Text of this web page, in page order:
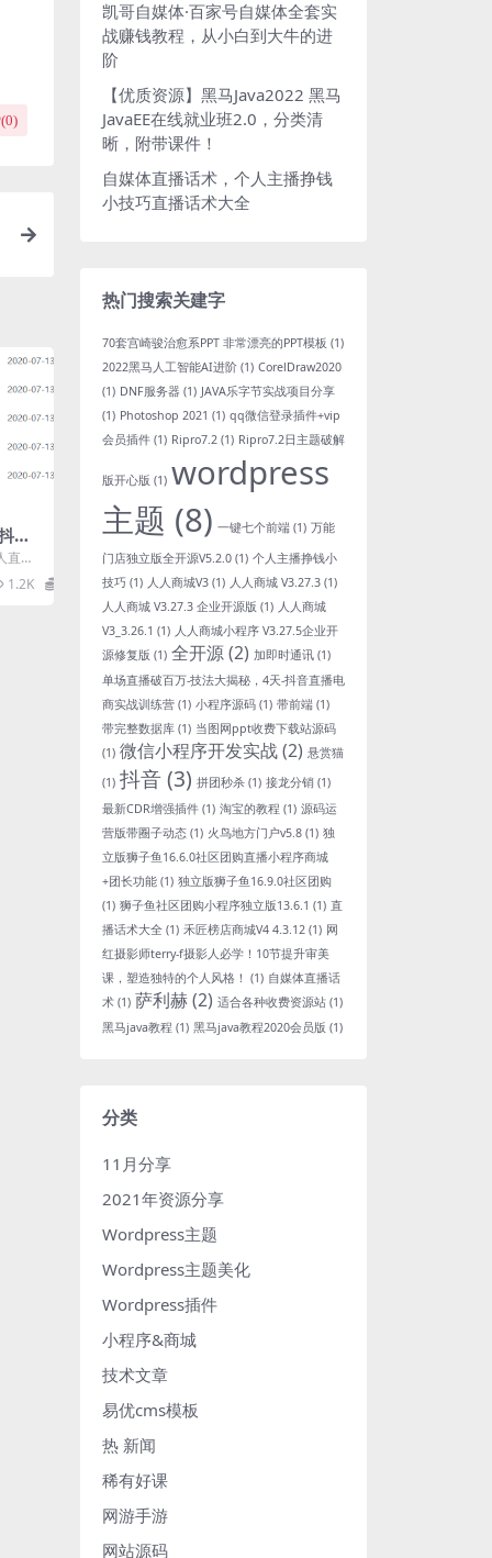
0)
音
整
直播
载了
1.2K
凯哥自媒体·百家号自媒体全套实
战赚钱教程，从小白到大牛的进
阶
【优质资源】黑马Java2022 黑马
JavaEE在线就业班2.0，分类清
晰，附带课件！
自媒体直播话术，个人主播挣钱
小技巧直播话术大全
热门搜索关建字
70套宫崎骏治愈系PPT 非常漂亮的PPT模板 (1)
2022黑马人工智能AI进阶 (1) CorelDraw2020
(1) DNF服务器 (1) JAVA乐字节实战项目分享
(1) Photoshop 2021 (1) qq微信登录插件+vip
会员插件 (1) Ripro7.2 (1) Ripro7.2日主题破解
版开心版 (1) wordpress
主题 (8) 一键七个前端 (1) 万能
门店独立版全开源V5.2.0 (1) 个人主播挣钱小
技巧 (1) 人人商城V3 (1) 人人商城 V3.27.3 (1)
人人商城 V3.27.3 企业开源版 (1) 人人商城
V3_3.26.1 (1) 人人商城小程序 V3.27.5企业开
源修复版 (1) 全开源(2) 加即时通讯 (1)
单场直播破百万-技法大揭秘，4天-抖音直播电
商实战训练营 (1) 小程序源码 (1) 带前端 (1)
带完整数据库 (1) 当图网ppt收费下载站源码
(1) 微信小程序开发实战(2) 悬赏猫
(1) 抖音(3) 拼团秒杀 (1) 接龙分销 (1)
最新CDR增强插件 (1) 淘宝的教程 (1) 源码运
营版带圈子动态 (1) 火鸟地方门户v5.8 (1) 独
立版狮子鱼16.6.0社区团购直播小程序商城
+团长功能 (1) 独立版狮子鱼16.9.0社区团购
(1) 狮子鱼社区团购小程序独立版13.6.1 (1) 直
播话术大全 (1) 禾匠榜店商城V4 4.3.12 (1) 网
红摄影师terry-f摄影人必学！10节提升审美
课，塑造独特的个人风格！ (1) 自媒体直播话
术 (1) 萨利赫(2) 适合各种收费资源站 (1)
黑马java教程 (1) 黑马java教程2020会员版 (1)
分类
11月分享
2021年资源分享
Wordpress主题
Wordpress主题美化
Wordpress插件
小程序&商城
技术文章
易优cms模板
热 新闻
稀有好课
网游手游
网站源码